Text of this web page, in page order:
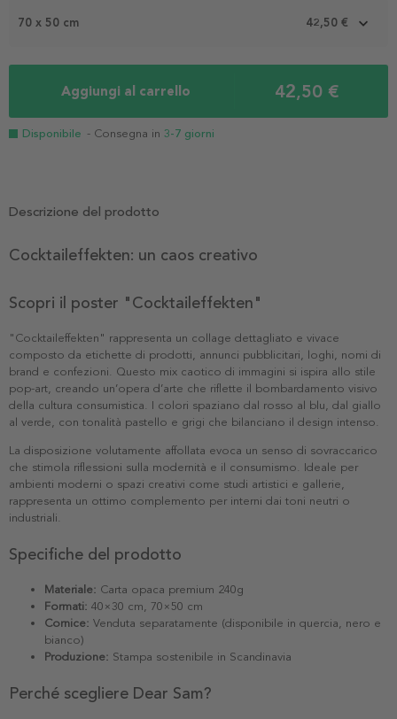
70 x 50 cm 42,50 €
Aggiungi al carrello 42,50 €
Disponibile - Consegna in 3-7 giorni
Descrizione del prodotto
Cocktaileffekten: un caos creativo
Scopri il poster "Cocktaileffekten"
"Cocktaileffekten" rappresenta un collage dettagliato e vivace
composto da etichette di prodotti, annunci pubblicitari, loghi, nomi di
brand e confezioni. Questo mix caotico di immagini si ispira allo stile
pop-art, creando un’opera d’arte che riflette il bombardamento visivo
della cultura consumistica. I colori spaziano dal rosso al blu, dal giallo
al verde, con tonalità pastello e grigi che bilanciano il design intenso.
La disposizione volutamente affollata evoca un senso di sovraccarico
che stimola riflessioni sulla modernità e il consumismo. Ideale per
ambienti moderni o spazi creativi come studi artistici e gallerie,
rappresenta un ottimo complemento per interni dai toni neutri o
industriali.
Specifiche del prodotto
Materiale: Carta opaca premium 240g
Formati: 40×30 cm, 70×50 cm
Cornice: Venduta separatamente (disponibile in quercia, nero e
bianco)
Produzione: Stampa sostenibile in Scandinavia
Perché scegliere Dear Sam?